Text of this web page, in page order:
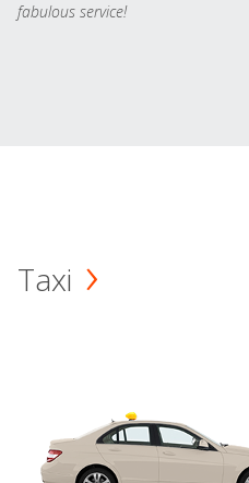
fabulous service!
Taxi